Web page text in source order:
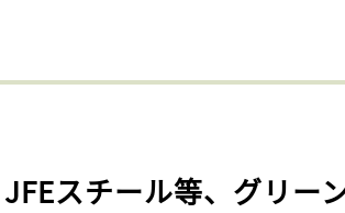
JFEスチール等、グリー